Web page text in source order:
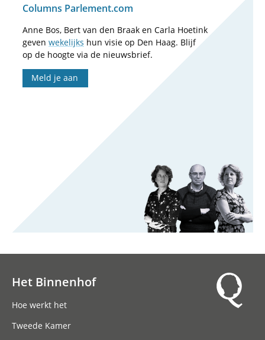
Columns Parlement.com
Anne Bos, Bert van den Braak en Carla Hoetink
geven wekelijks hun visie op Den Haag. Blijf
op de hoogte via de nieuwsbrief.
Meld je aan
Het Binnenhof
Hoe werkt het
Tweede Kamer